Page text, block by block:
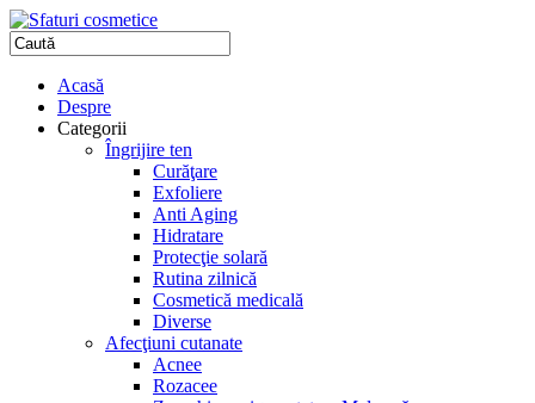
Acasă
Despre
Categorii
Îngrijire ten
Curăţare
Exfoliere
Anti Aging
Hidratare
Protecţie solară
Rutina zilnică
Cosmetică medicală
Diverse
Afecţiuni cutanate
Acnee
Rozacee